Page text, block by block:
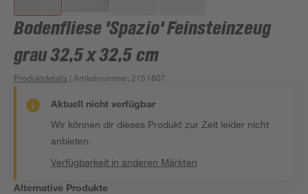
Bodenfliese 'Spazio' Feinsteinzeug
grau 32,5 x 32,5 cm
Produktdetails | Artikelnummer: 2151807
Aktuell nicht verfügbar
Wir können dir dieses Produkt zur Zeit leider nicht
anbieten.
Verfügbarkeit in anderen Märkten
Alternative Produkte